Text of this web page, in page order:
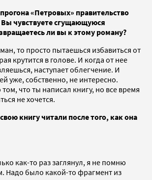
«Петровых» правительство
Вы чувствуете сгущающуюся
ли вы к этому роману?
то просто пытаешься избавиться от
крутится в голове. И когда от нее
наступает облегчение. И
уже, собственно, не интересно.
что ты написал книгу, но все время
не хочется.
книгу читали после того, как она
как-то раз заглянул, я не помню
Надо было какой-то фрагмент из